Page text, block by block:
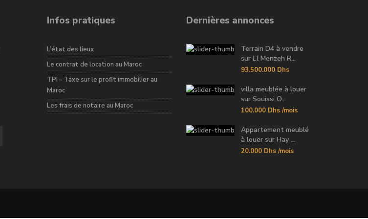
Infos pratiques
L’état des lieux
Le contrat de location au Maroc
TPI – Taxe sur le profit immobilier au
Maroc
Les frais de notaire au Maroc
Dernières annonces
Terrain D4 à vendre
sur El Menzeh R...
93.500.000 Dhs
villa meublée à louer
sur Souissi O...
100.000 Dhs /mois
Appartement meublé
à louer sur Hay ...
20.000 Dhs /mois